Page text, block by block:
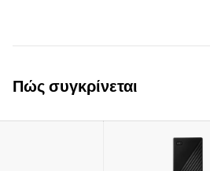
Πώς συγκρίνεται